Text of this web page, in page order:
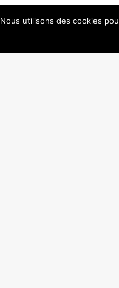
Nous utilisons des cookies